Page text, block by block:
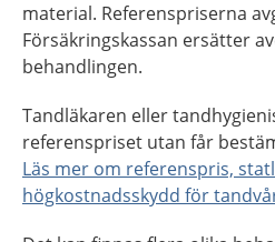
material. Referenspriserna
Försäkringskassan ersätter
behandlingen.
Tandläkaren eller
referenspriset utan får
Läs mer om referenspris,
högkostnadsskydd för